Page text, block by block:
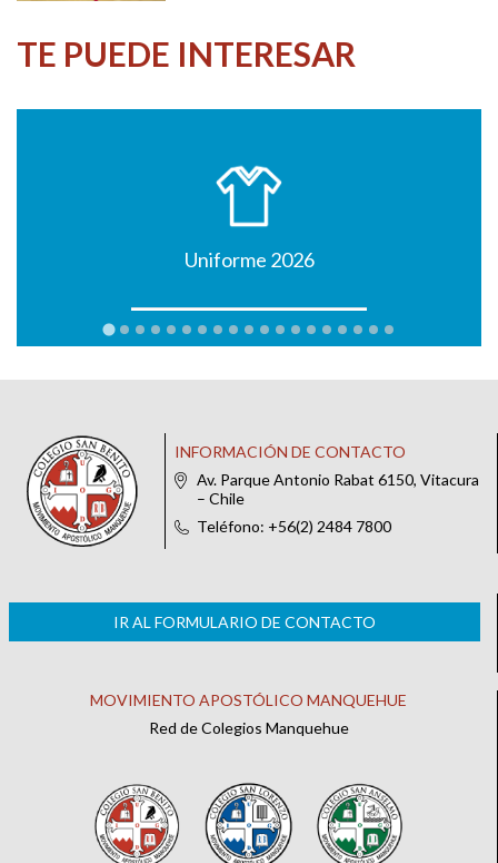
TE PUEDE INTERESAR
Uniforme 2026
INFORMACIÓN DE CONTACTO
Av. Parque Antonio Rabat 6150, Vitacura
– Chile
Teléfono: +56(2) 2484 7800
IR AL FORMULARIO DE CONTACTO
MOVIMIENTO APOSTÓLICO MANQUEHUE
Red de Colegios Manquehue